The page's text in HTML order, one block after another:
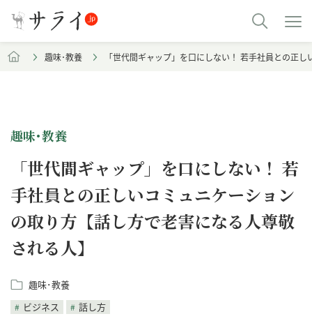
趣味･教養 「世代間ギャップ」を口にしない！ 若手社員との正
趣味･教養
「世代間ギャップ」を口にしない！ 若
手社員との正しいコミュニケーション
の取り方【話し方で老害になる人尊敬
される人】
趣味･教養
ビジネス
話し方